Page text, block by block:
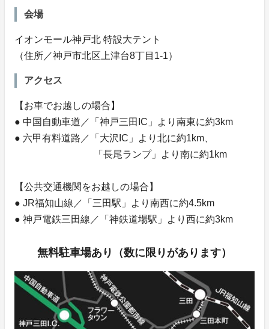
会場
イオンモール神戸北 特設大テント
（住所／神戸市北区上津台8丁目1-1）
アクセス
【お車でお越しの場合】
● 中国自動車道／「神戸三田IC」より南東に約3km
● 六甲有料道路／「大沢IC」より北に約1km、
「長尾ランプ」より南に約1km
【公共交通機関をお越しの場合】
● JR福知山線／「三田駅」より南西に約4.5km
● 神戸電鉄三田線／「神鉄道場駅」より西に約3km
無料駐車場あり（数に限りがあります）